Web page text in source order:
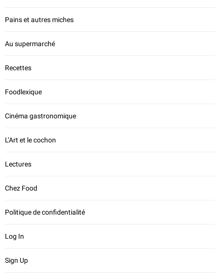
Pains et autres miches
Au supermarché
Recettes
Foodlexique
Cinéma gastronomique
L’Art et le cochon
Lectures
Chez Food
Politique de confidentialité
Log In
Sign Up